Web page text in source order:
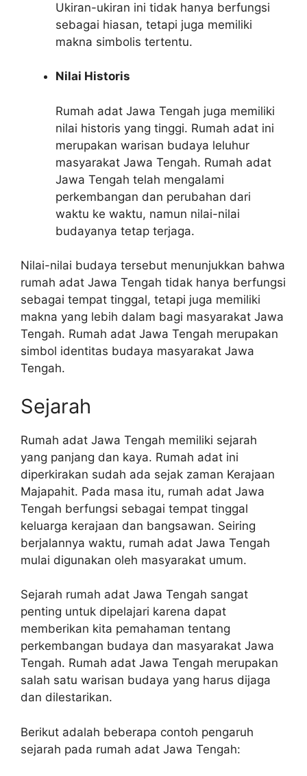
Ukiran-ukiran ini tidak hanya berfungsi
sebagai hiasan, tetapi juga memiliki
makna simbolis tertentu.
Nilai Historis
Rumah adat Jawa Tengah juga memiliki
nilai historis yang tinggi. Rumah adat ini
merupakan warisan budaya leluhur
masyarakat Jawa Tengah. Rumah adat
Jawa Tengah telah mengalami
perkembangan dan perubahan dari
waktu ke waktu, namun nilai-nilai
budayanya tetap terjaga.
Nilai-nilai budaya tersebut menunjukkan bahwa
rumah adat Jawa Tengah tidak hanya berfungsi
sebagai tempat tinggal, tetapi juga memiliki
makna yang lebih dalam bagi masyarakat Jawa
Tengah. Rumah adat Jawa Tengah merupakan
simbol identitas budaya masyarakat Jawa
Tengah.
Sejarah
Rumah adat Jawa Tengah memiliki sejarah
yang panjang dan kaya. Rumah adat ini
diperkirakan sudah ada sejak zaman Kerajaan
Majapahit. Pada masa itu, rumah adat Jawa
Tengah berfungsi sebagai tempat tinggal
keluarga kerajaan dan bangsawan. Seiring
berjalannya waktu, rumah adat Jawa Tengah
mulai digunakan oleh masyarakat umum.
Sejarah rumah adat Jawa Tengah sangat
penting untuk dipelajari karena dapat
memberikan kita pemahaman tentang
perkembangan budaya dan masyarakat Jawa
Tengah. Rumah adat Jawa Tengah merupakan
salah satu warisan budaya yang harus dijaga
dan dilestarikan.
Berikut adalah beberapa contoh pengaruh
sejarah pada rumah adat Jawa Tengah: